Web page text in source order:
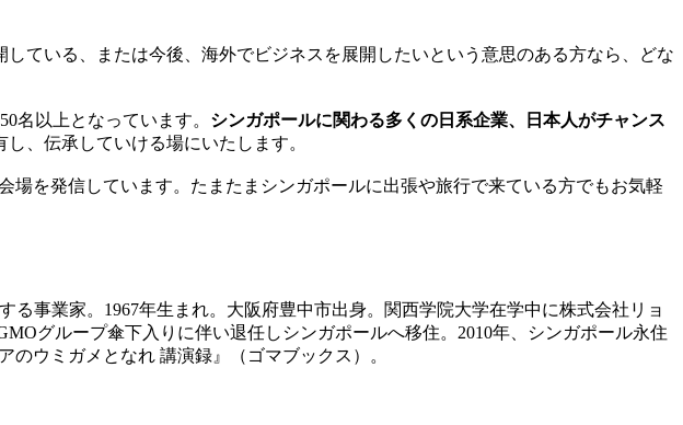
ている、または今後、海外でビジネスを展開したいという意思のある方なら、どな
名以上となっています。 シンガポールに関わる多くの日系企業、日本人がチャンス
、伝承していける場にいたします。
場を発信しています。たまたまシンガポールに出張や旅行で来ている方でもお気軽
事業家。1967年生まれ。大阪府豊中市出身。関西学院大学在学中に株式会社リョ
グループ傘下入りに伴い退任しシンガポールへ移住。2010年、シンガポール永住
ウミガメとなれ 講演録』（ゴマブックス）。